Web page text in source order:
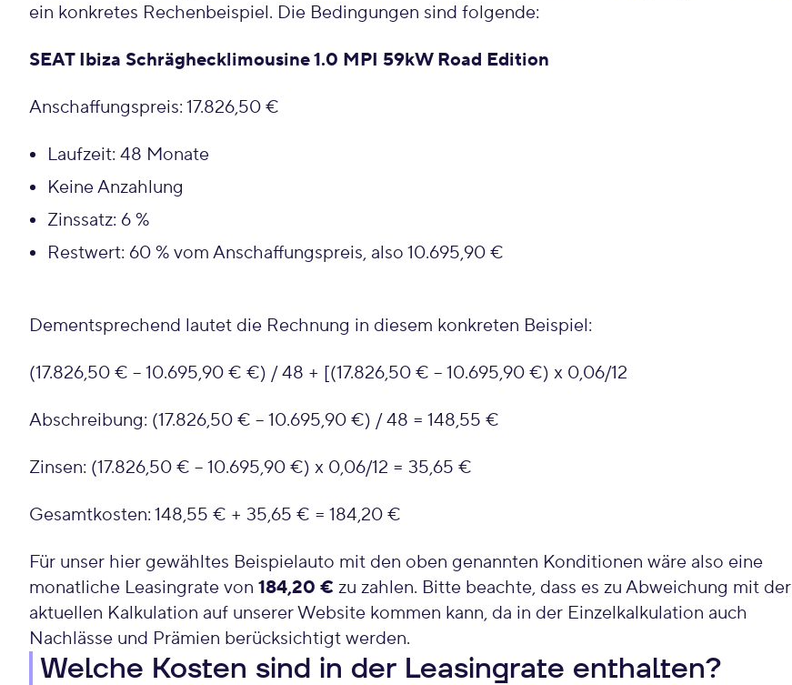
ein konkretes Rechenbeispiel. Die Bedingungen sind folgende:
SEAT Ibiza Schräghecklimousine 1.0 MPI 59kW Road Edition
Anschaffungspreis: 17.826,50 €
Laufzeit: 48 Monate
Keine Anzahlung
Zinssatz: 6 %
Restwert: 60 % vom Anschaffungspreis, also 10.695,90 €
Dementsprechend lautet die Rechnung in diesem konkreten Beispiel:
(17.826,50 € – 10.695,90 € €) / 48 + [(17.826,50 € – 10.695,90 €) x 0,06/12
Abschreibung: (17.826,50 € – 10.695,90 €) / 48 = 148,55 €
Zinsen: (17.826,50 € – 10.695,90 €) x 0,06/12 = 35,65 €
Gesamtkosten: 148,55 € + 35,65 € = 184,20 €
Für unser hier gewähltes Beispielauto mit den oben genannten Konditionen wäre also eine
monatliche Leasingrate von 184,20 € zu zahlen. Bitte beachte, dass es zu Abweichung mit der
aktuellen Kalkulation auf unserer Website kommen kann, da in der Einzelkalkulation auch
Nachlässe und Prämien berücksichtigt werden.
Welche Kosten sind in der Leasingrate enthalten?